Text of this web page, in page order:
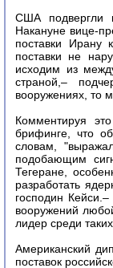
США подвергли
Накануне вице-
поставки Ирану
поставки не
исходим из
страной,–
вооружениях, то
Комментируя
брифинге, что
словам,
подобающим
Тегеране,
разработать
господин
вооружений
лидер среди
Американский
поставок